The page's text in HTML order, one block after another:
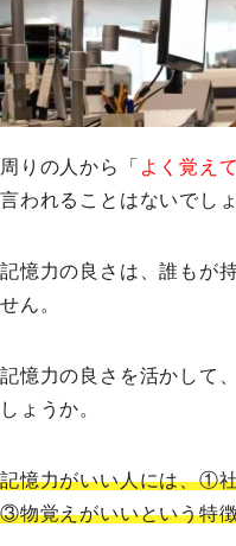
周りの人から「 よく覚え
言われることはないでし
記憶力の良さは、誰もが
せん。
記憶力の良さを活かして
しょうか。
記憶力がいい人には、①
③物覚えがいいという特